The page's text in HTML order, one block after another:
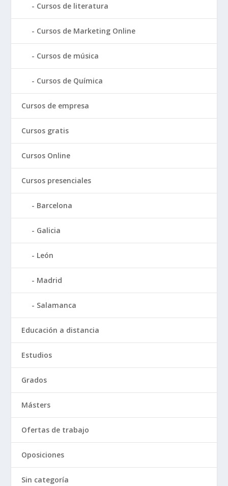
Cursos de literatura
Cursos de Marketing Online
Cursos de música
Cursos de Química
Cursos de empresa
Cursos gratis
Cursos Online
Cursos presenciales
Barcelona
Galicia
León
Madrid
Salamanca
Educación a distancia
Estudios
Grados
Másters
Ofertas de trabajo
Oposiciones
Sin categoría